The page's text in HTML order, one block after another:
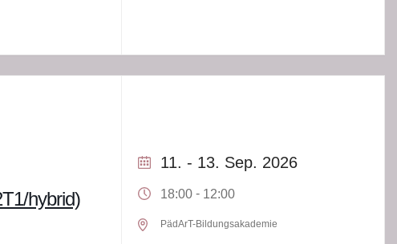
hybrid)
11. - 13. Sep. 2026
18:00 - 12:00
PädArT-Bildungsakademie